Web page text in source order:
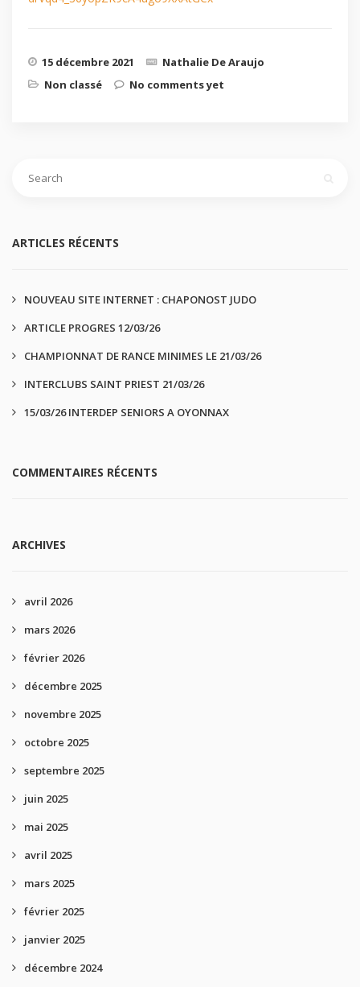
15 décembre 2021
Nathalie De Araujo
Non classé
No comments yet
ARTICLES RÉCENTS
NOUVEAU SITE INTERNET : CHAPONOST JUDO
ARTICLE PROGRES 12/03/26
CHAMPIONNAT DE RANCE MINIMES LE 21/03/26
INTERCLUBS SAINT PRIEST 21/03/26
15/03/26 INTERDEP SENIORS A OYONNAX
COMMENTAIRES RÉCENTS
ARCHIVES
avril 2026
mars 2026
février 2026
décembre 2025
novembre 2025
octobre 2025
septembre 2025
juin 2025
mai 2025
avril 2025
mars 2025
février 2025
janvier 2025
décembre 2024